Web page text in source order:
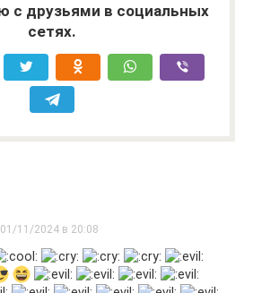
с друзьями в социальных
сетях.
01/11/2024 в 20:08